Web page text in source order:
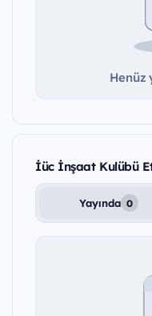
Henüz
İüc İnşaat Kulübü
Yayında 0